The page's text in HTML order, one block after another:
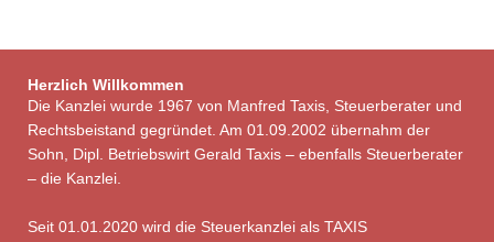
Herzlich Willkommen
Die Kanzlei wurde 1967 von Manfred Taxis, Steuerberater und
Rechtsbeistand gegründet. Am 01.09.2002 übernahm der
Sohn, Dipl. Betriebswirt Gerald Taxis – ebenfalls Steuerberater
– die Kanzlei.
Seit 01.01.2020 wird die Steuerkanzlei als TAXIS